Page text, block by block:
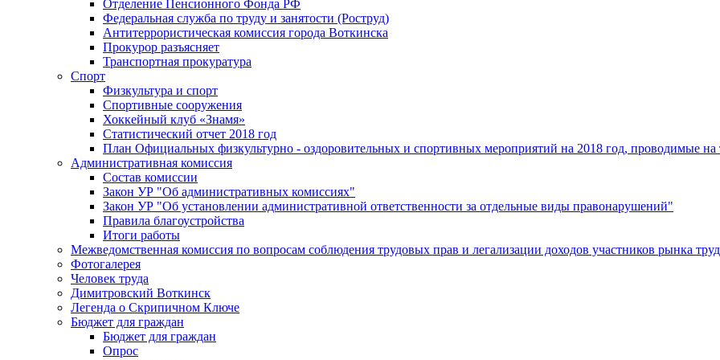
Отделение Пенсионного Фонда РФ
Федеральная служба по труду и занятости (Роструд)
Антитеррористическая комиссия города Воткинска
Прокурор разъясняет
Транспортная прокуратура
Спорт
Физкультура и спорт
Спортивные сооружения
Хоккейный клуб «Знамя»
Статистический отчет 2018 год
План Официальных физкультурно - оздоровительных и спортивных мероприятий на 2018 год, проводимые
Административная комиссия
Состав комиссии
Закон УР "Об административных комиссиях"
Закон УР "Об установлении административной ответственности за отдельные виды правонарушений"
Правила благоустройства
Итоги работы
Межведомственная комиссия по вопросам соблюдения трудовых прав и легализации доходов участников рынка
Фотогалерея
Человек труда
Димитровский Воткинск
Легенда о Скрипичном Ключе
Бюджет для граждан
Бюджет для граждан
Опрос